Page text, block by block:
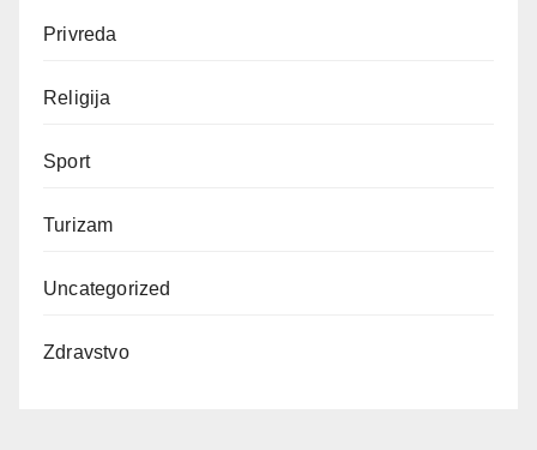
Privreda
Religija
Sport
Turizam
Uncategorized
Zdravstvo